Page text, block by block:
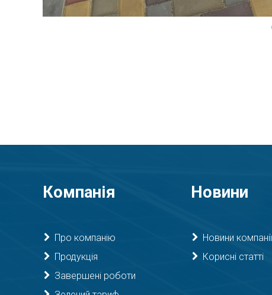
Компанія
Про компанію
Продукція
Завершені роботи
Новини
Новини компанії
Корисні статті